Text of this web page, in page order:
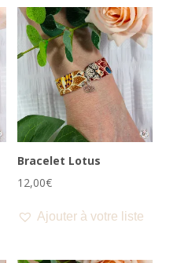
récent
au
plus
ancien
Bracelet Lotus
12,00€
Ajouter à votre liste